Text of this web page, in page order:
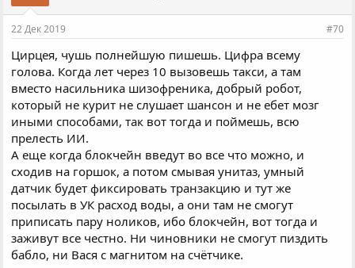
22 Дек 2019 #70
Цирцея, чушь полнейшую пишешь. Цифра всему
голова. Когда лет через 10 вызовешь такси, а там
вместо насильника шизофреника, добрый робот,
который не курит не слушает шансон и не ебет мозг
иными способами, так вот тогда и поймешь, всю
прелесть ИИ.
А еще когда блокчейн введут во все что можно, и
сходив на горшок, а потом смывая унитаз, умный
датчик будет фиксировать транзакцию и тут же
посылать в УК расход воды, а они там не смогут
приписать пару ноликов, ибо блокчейн, вот тогда и
заживут все честно. Ни чиновники не смогут пиздить
бабло, ни Вася с магнитом на счётчике.